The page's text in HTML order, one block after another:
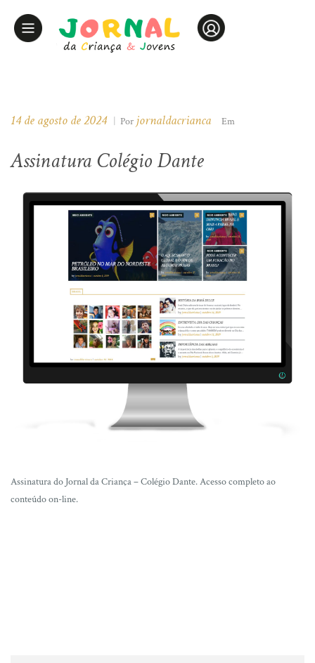
14 de agosto de 2024 Por jornaldacrianca Em
Assinatura Colégio Dante
Assinatura do Jornal da Criança – Colégio Dante. Acesso completo ao
conteúdo on-line.